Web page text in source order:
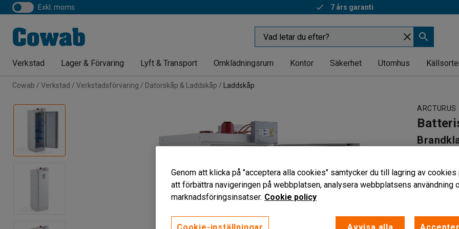
exkl. moms 7 års garanti
Verkstad Lager & Förvaring Lyft & Transport Omklädningsrum Kontor Säkerhet Utomhus
Cowab Verkstad Verkstadsförvaring Datorskåp & Laddskåp Laddskåp
ARCTURUS
90
Larm &
Genom att klicka på "acceptera alla cookies" samtycker du till lagring av
att förbättra navigeringen på webbplatsen, analysera webbplatsens användning
marknadsföringsinsatser. Cookie policy